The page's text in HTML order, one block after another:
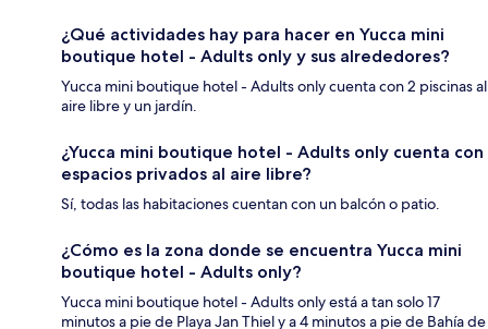
¿Qué actividades hay para hacer en Yucca mini
boutique hotel - Adults only y sus alrededores?
Yucca mini boutique hotel - Adults only cuenta con 2 piscinas al
aire libre y un jardín.
¿Yucca mini boutique hotel - Adults only cuenta con
espacios privados al aire libre?
Sí, todas las habitaciones cuentan con un balcón o patio.
¿Cómo es la zona donde se encuentra Yucca mini
boutique hotel - Adults only?
Yucca mini boutique hotel - Adults only está a tan solo 17
minutos a pie de Playa Jan Thiel y a 4 minutos a pie de Bahía de